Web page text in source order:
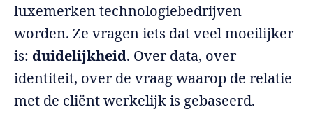
luxemerken technologiebedrijven
worden. Ze vragen iets dat veel moeilijker
is: duidelijkheid. Over data, over
identiteit, over de vraag waarop de relatie
met de cliënt werkelijk is gebaseerd.